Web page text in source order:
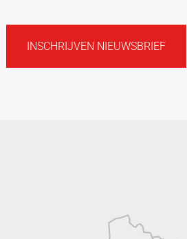
INSCHRIJVEN NIEUWSBRIEF